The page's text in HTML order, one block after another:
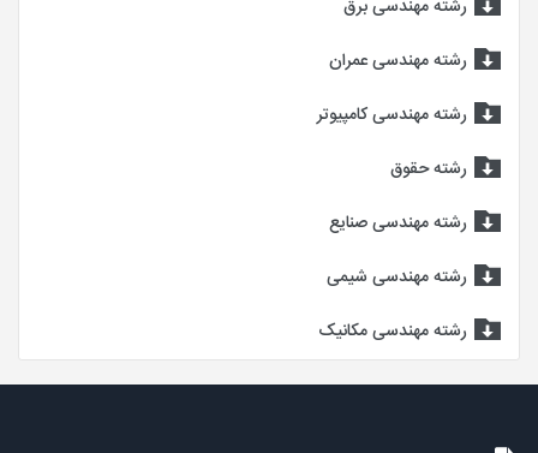
رشته مهندسی برق
رشته مهندسی عمران
رشته مهندسی کامپیوتر
رشته حقوق
رشته مهندسی صنایع
رشته مهندسی شیمی
رشته مهندسی مکانیک